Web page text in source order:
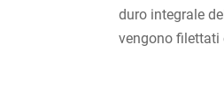
duro integrale
vengono filettati